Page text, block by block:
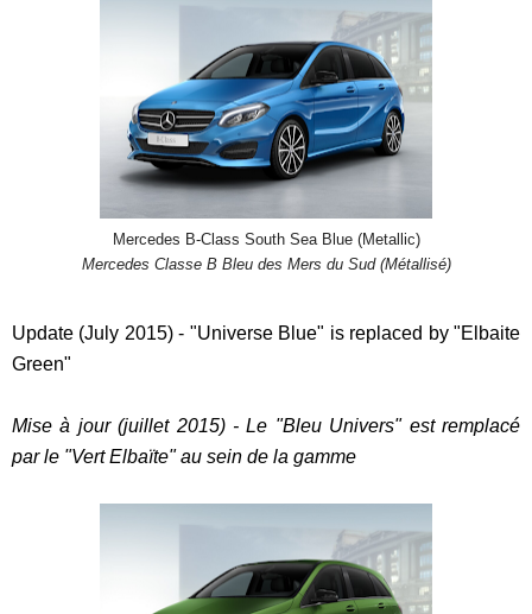
Mercedes B-Class South Sea Blue (Metallic)
Mercedes Classe B Bleu des Mers du Sud (Métallisé)
Update (July 2015) - "Universe Blue" is replaced by "Elbaite
Green"
Mise à jour (juillet 2015) - Le "Bleu Univers" est remplacé
par le "Vert Elbaïte" au sein de la gamme